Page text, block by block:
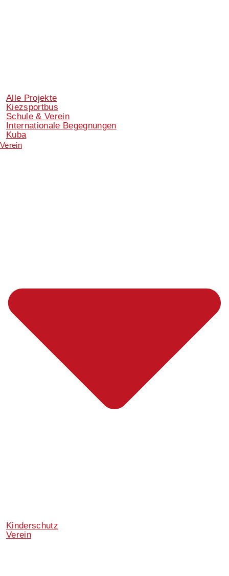
Alle Projekte
Kiezsportbus
Schule & Verein
Internationale Begegnungen
Kuba
Verein
Kinderschutz
Verein